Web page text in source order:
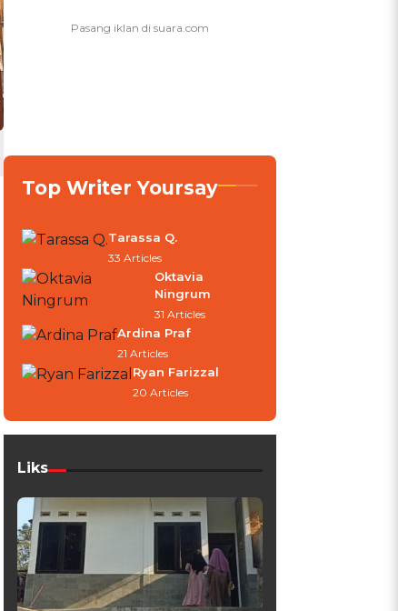
Top Writer Yoursay
Tarassa Q.
33 Articles
Oktavia
Ningrum
31 Articles
Ardina Praf
21 Articles
Ryan Farizzal
20 Articles
Liks